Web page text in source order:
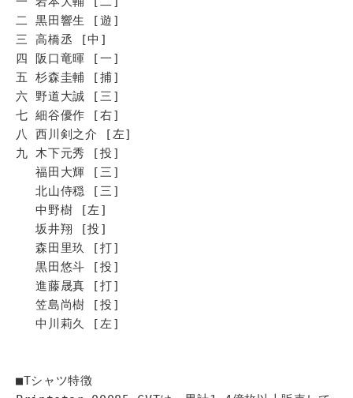
二 黒田響生 [遊]
三 高橋丞 [中]
四 阪口竜暉 [一]
五 杉森圭輔 [捕]
六 野道大誠 [三]
七 細谷優作 [右]
八 西川剣之介 [左]
九 木下元秀 [投]
福田大輝 [三]
北山侍穏 [三]
中野樹 [左]
坂井翔 [投]
森田里玖 [打]
黒田悠斗 [投]
進藤晟真 [打]
笠島尚樹 [投]
中川莉久 [左]
■Tシャツ特徴